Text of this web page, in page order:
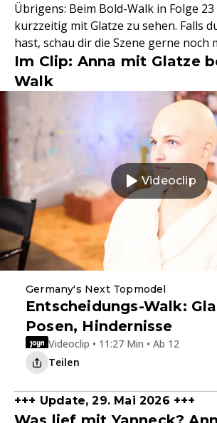
Übrigens: Beim Bold-Walk in Folge
kurzzeitig mit Glatze zu sehen. Falls
hast, schau dir die Szene gerne noch
Im Clip: Anna mit Glatze
Walk
Videoclip
Germany's Next Topmodel
Entscheidungs-Walk:
Posen, Hindernisse
Videoclip • 11:27 Min • Ab 12
Teilen
+++ Update, 29. Mai 2026 +++